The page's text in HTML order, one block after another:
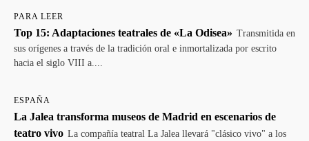
PARA LEER
Top 15: Adaptaciones teatrales de «La Odisea» Transmitida en
sus orígenes a través de la tradición oral e inmortalizada por escrito
hacia el siglo VIII a....
ESPAÑA
La Jalea transforma museos de Madrid en escenarios de
teatro vivo La compañía teatral La Jalea llevará "clásico vivo" a los